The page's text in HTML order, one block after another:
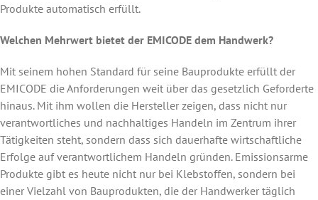
Produkte automatisch erfüllt.
Welchen Mehrwert bietet der EMICODE dem Handwerk?
Mit seinem hohen Standard für seine Bauprodukte erfüllt der
EMICODE die Anforderungen weit über das gesetzlich Geforderte
hinaus. Mit ihm wollen die Hersteller zeigen, dass nicht nur
verantwortliches und nachhaltiges Handeln im Zentrum ihrer
Tätigkeiten steht, sondern dass sich dauerhafte wirtschaftliche
Erfolge auf verantwortlichem Handeln gründen. Emissionsarme
Produkte gibt es heute nicht nur bei Klebstoffen, sondern bei
einer Vielzahl von Bauprodukten, die der Handwerker täglich